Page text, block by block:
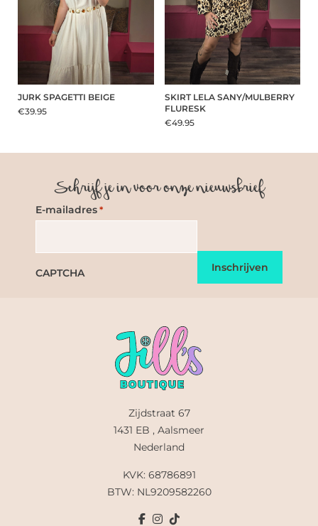
JURK SPAGETTI BEIGE
€39.95
SKIRT LELA SANY/MULBERRY
FLURESK
€49.95
Schrijf je in voor onze nieuwsbrief
E-mailadres *
CAPTCHA
Zijdstraat 67
1431 EB , Aalsmeer
Nederland
KVK: 68786891
BTW: NL9209582260